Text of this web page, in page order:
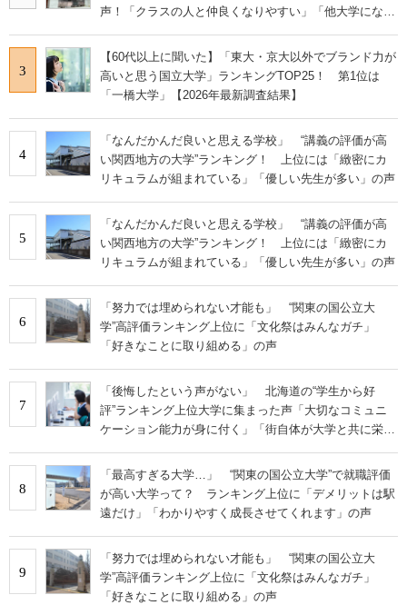
声！「クラスの人と仲良くなりやすい」「他大学にない
3
【60代以上に聞いた】「東大・京大以外でブランド力が
高いと思う国立大学」ランキングTOP25！ 第1位は
「一橋大学」【2026年最新調査結果】
4
「なんだかんだ良いと思える学校」 “講義の評価が高
い関西地方の大学”ランキング！ 上位には「緻密にカ
リキュラムが組まれている」「優しい先生が多い」の声
5
「なんだかんだ良いと思える学校」 “講義の評価が高
い関西地方の大学”ランキング！ 上位には「緻密にカ
リキュラムが組まれている」「優しい先生が多い」の声
6
「努力では埋められない才能も」 “関東の国公立大
学”高評価ランキング上位に「文化祭はみんなガチ」
「好きなことに取り組める」の声
7
「後悔したという声がない」 北海道の“学生から好
評”ランキング上位大学に集まった声「大切なコミュニ
ケーション能力が身に付く」「街自体が大学と共に栄え
8
「最高すぎる大学…」 “関東の国公立大学”で就職評価
が高い大学って？ ランキング上位に「デメリットは駅
遠だけ」「わかりやすく成長させてくれます」の声
9
「努力では埋められない才能も」 “関東の国公立大
学”高評価ランキング上位に「文化祭はみんなガチ」
「好きなことに取り組める」の声